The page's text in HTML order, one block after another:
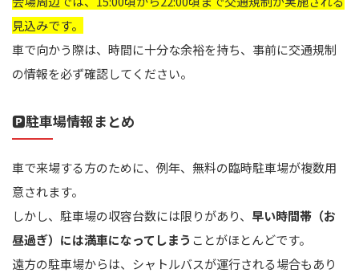
見込みです。
車で向かう際は、時間に十分な余裕を持ち、事前に交通規制
の情報を必ず確認してください。
🅿️駐車場情報まとめ
車で来場する方のために、例年、無料の臨時駐車場が複数用
意されます。
しかし、駐車場の収容台数には限りがあり、 早い時間帯（お
昼過ぎ）には満車になってしまう ことがほとんどです。
遠方の駐車場からは、シャトルバスが運行される場合もあり